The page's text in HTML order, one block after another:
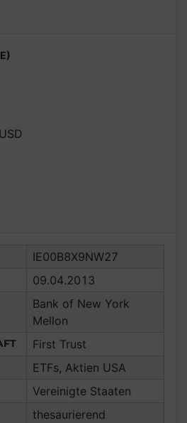
IE00B8X9NW27
09.04.2013
Bank of New York
Mellon
First Trust
ETFs, Aktien USA
Vereinigte Staaten
thesaurierend